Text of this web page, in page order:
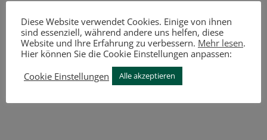
Diese Website verwendet Cookies. Einige von ihnen
sind essenziell, während andere uns helfen, diese
Website und Ihre Erfahrung zu verbessern. Mehr lesen.
Hier können Sie die Cookie Einstellungen anpassen:
Cookie Einstellungen
Alle akzeptieren